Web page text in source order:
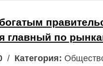
главный по
/ Категория: